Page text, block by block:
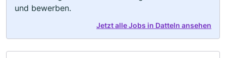
und bewerben.
Jetzt alle Jobs in Datteln ansehen